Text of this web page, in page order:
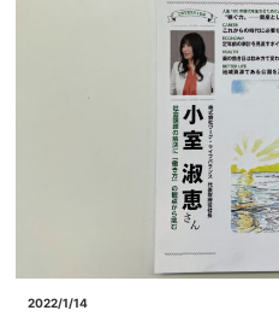
2022/1/14